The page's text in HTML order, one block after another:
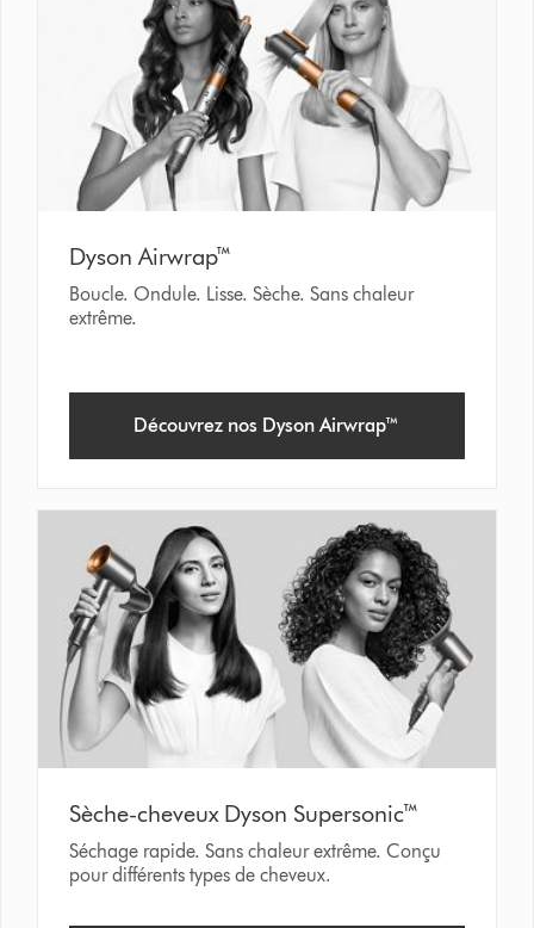
Dyson Airwrap™
Boucle. Ondule. Lisse. Sèche. Sans chaleur
extrême.
Découvrez nos Dyson Airwrap™
Sèche-cheveux Dyson Supersonic™
Séchage rapide. Sans chaleur extrême. Conçu
pour différents types de cheveux.